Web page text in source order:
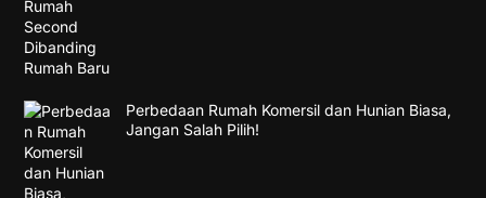
Perbedaan Rumah Komersil dan Hunian Biasa,
Jangan Salah Pilih!